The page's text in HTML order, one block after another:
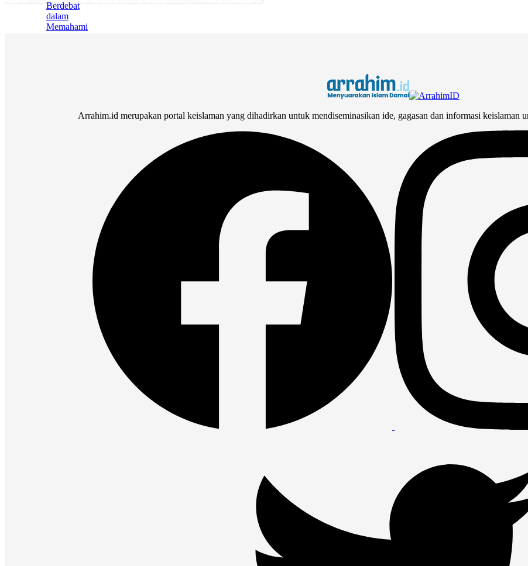
Arrahim.id merupakan portal keislaman yang dihadirkan untuk mendiseminasikan ide, gagasan dan informasi keislaman